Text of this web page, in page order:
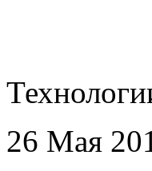
26 Мая